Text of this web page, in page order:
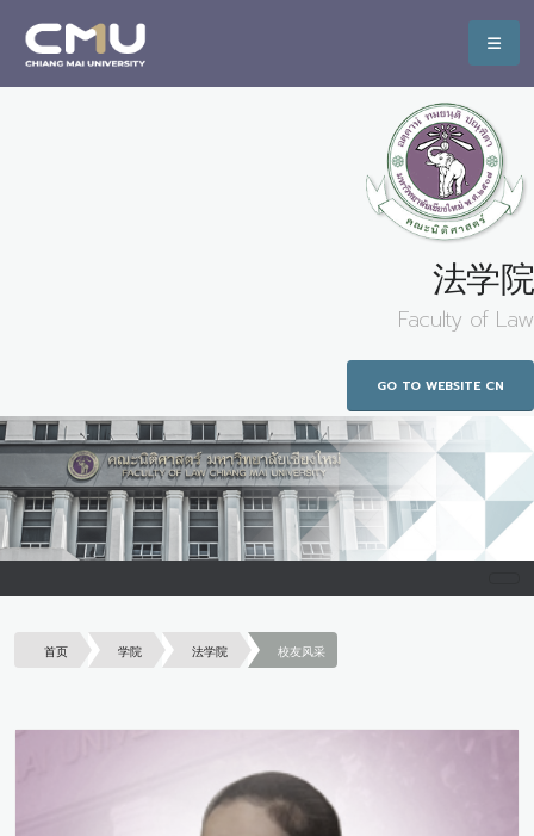
法学院
Faculty of Law
GO TO WEBSITE CN
首页 学院 法学院 校友风采